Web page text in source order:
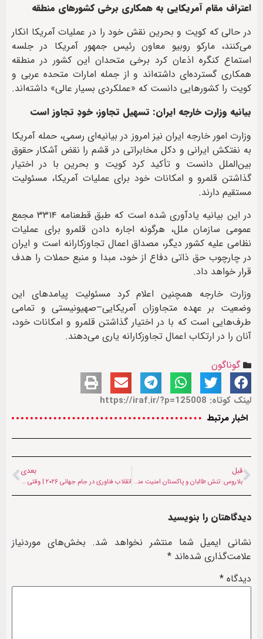
اعتراف مقام آمریکایی به همکاری برخی کشورهای منطقه
در حالی که کویت و بحرین نقش خود را در عملیات آمریکا انکار
می‌کنند، مارکو روبیو معاون رئیس جمهور آمریکا در جلسه
استماع کنگره اذعان کرد برخی متحدان این کشور در منطقه
همکاری گسترده‌ای داشته‌اند و از جمله امارات متحده عربی و
کویت را کشورهایی دانست که «عملکردی بسیار عالی» داشته‌اند.
بیانیه وزارت خارجه ایران: تسهیل تجاوز، خودِ تجاوز است
وزارت امور خارجه ایران نیز امروز در بیانیه‌ای رسمی، حمله آمریکا
به نفتکش ایرانی و دکل مخابراتی در قشم را نقض آشکار حقوق
بین‌الملل دانست و تأکید کرد کویت و بحرین با در اختیار
گذاشتن قلمرو و امکانات خود برای عملیات آمریکا، مسئولیت
مستقیم دارند.
در این بیانیه یادآوری شده است که طبق قطعنامه ۳۳۱۴ مجمع
عمومی سازمان ملل، هرگونه اجاره دادن قلمرو برای عملیات
نظامی علیه کشور دیگر، مصداق اعمال تجاوزکارانه است و ایران
در چارچوب حق ذاتی دفاع از خود، مبدا و منبع حملات را هدف
قرار خواهد داد.
وزارت خارجه همچنین اعلام کرد مسئولیت پیامدهای این
وضعیت بر عهده متجاوزان آمریکایی–صهیونیستی و تمامی
طرف‌هایی است که با در اختیار گذاشتن قلمرو و امکانات خود،
آنان را در ارتکاب اعمال تجاوزکارانه یاری می‌دهند.
گوناگون
لینک کوتاه: https://iraf.ir/?p=125008
اخبار مرتبط
قبل
بلاروس: تنش طالبان و پاکستان امنیت منطقه را شکننده‌تر کرده است
بعدی
انقلاب فناوری در جام جهانی ۲۰۲۶ | وقتی توپ حرف می‌زند و بازیکن آواتار می‌شود
دیدگاهتان را بنویسید
نشانی ایمیل شما منتشر نخواهد شد. بخش‌های موردنیاز
علامت‌گذاری شده‌اند *
دیدگاه *